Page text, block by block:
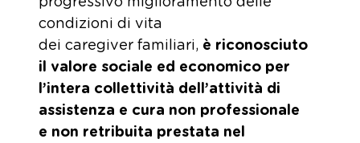
condizioni di vita
dei caregiver familiari, è riconosciuto
il valore sociale ed economico per
l’intera collettività dell’attività di
assistenza e cura non professionale
e non retribuita prestata nel